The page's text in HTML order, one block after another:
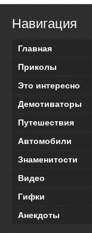
Навигация
Главная
Приколы
Это интересно
Демотиваторы
Путешествия
Автомобили
Знаменитости
Видео
Гифки
Анекдоты